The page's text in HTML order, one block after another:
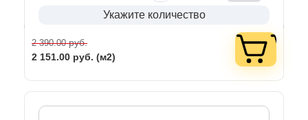
Укажите количество
2 390.00руб.
2 151.00 руб. (м2)